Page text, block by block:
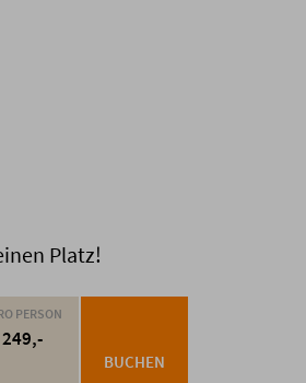
Platz!
PERSON
BUCHEN